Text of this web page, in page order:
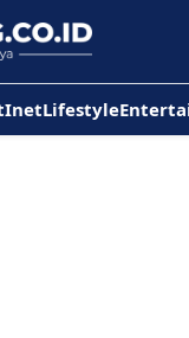
InetLifestyle